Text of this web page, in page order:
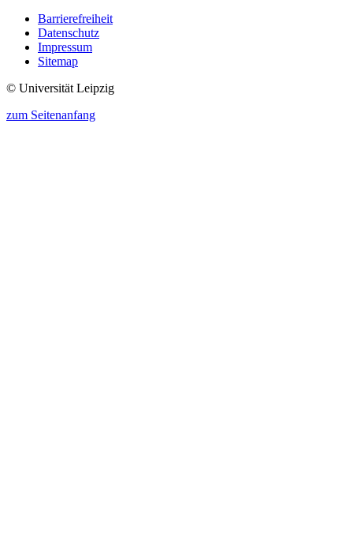
Barrierefreiheit
Datenschutz
Impressum
Sitemap
© Universität Leipzig
zum Seitenanfang